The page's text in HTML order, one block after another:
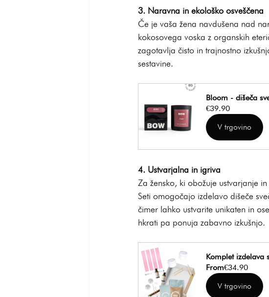
3. Naravna in ekološko osveščena
Če je vaša žena navdušena nad
kokosovega voska z organskih
zagotavlja čisto in trajnostno
sestavine.
Bloom - dišeča
€39.90
V trgovino
4. Ustvarjalna in igriva
Za žensko, ki obožuje ustvarjanje
Seti omogočajo izdelavo dišeče
čimer lahko ustvarite unikaten in
hkrati pa ponuja zabavno izkušnjo.
Komplet izdelava
From€34.90
V trgovino